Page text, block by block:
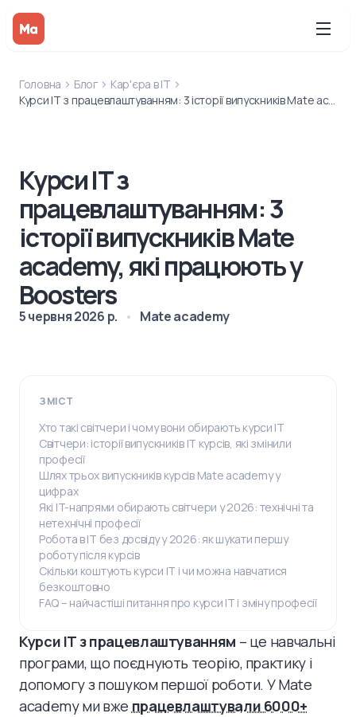
Головна Блог
Кар'єра в IT
Курси IT з працевлаштуванням: 3 історії випускників Mate academy, які працюють у Boosters
Курси IT з
працевлаштуванням: 3
історії випускників Mate
academy, які працюють у
Boosters
5 червня 2026 р. Mate academy
ЗМІСТ
Хто такі світчери і чому вони обирають курси IT
Світчери: історії випускників IT курсів, які змінили
професії
Шлях трьох випускників курсів Mate academy у
цифрах
Які IT-напрями обирають світчери у 2026: технічні та
нетехнічні професії
Робота в IT без досвіду у 2026: як шукати першу
роботу після курсів
Скільки коштують курси IT і чи можна навчатися
безкоштовно
FAQ – найчастіші питання про курси IT і зміну професії
Курси IT з працевлаштуванням – це навчальні
програми, що поєднують теорію, практику і
допомогу з пошуком першої роботи. У Mate
academy ми вже працевлаштували 6000+